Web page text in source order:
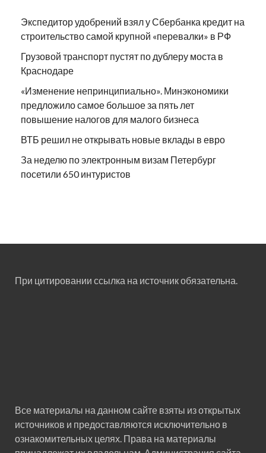
Экспедитор удобрений взял у Сбербанка кредит на
строительство самой крупной «перевалки» в РФ
Грузовой транспорт пустят по дублеру моста в
Краснодаре
«Изменение непринципиально». Минэкономики
предложило самое большое за пять лет
повышение налогов для малого бизнеса
ВТБ решил не открывать новые вклады в евро
За неделю по электронным визам Петербург
посетили 650 интуристов
При цитировании ссылка на источник обязательна.
Все материалы на данном сайте взяты из открытых
источников и предоставляются исключительно в
ознакомительных целях. Права на материалы